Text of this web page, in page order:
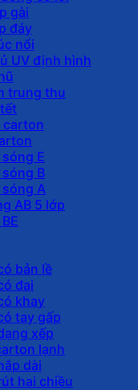
gài
đáy
nổi
UV định hình
trung thu
carton
E
B
A
AB 5 lớp
bản lề
đai
khay
tay gấp
xếp
lạnh
dài
hai chiều